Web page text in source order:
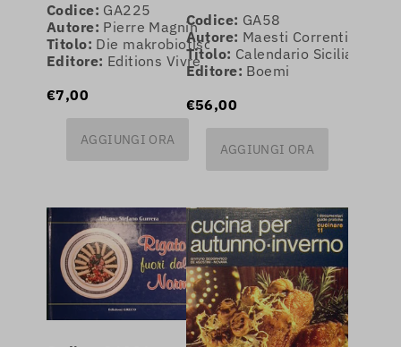
Codice: GA225
Autore: Pierre Magnin
Titolo: Die makrobiotische Diat
Editore: Editions Vivre
€7,00
AGGIUNGI ORA
Codice: GA58
Autore: Maesti Correnti Lydia
Titolo: Calendario Siciliano
Editore: Boemi
€56,00
AGGIUNGI ORA